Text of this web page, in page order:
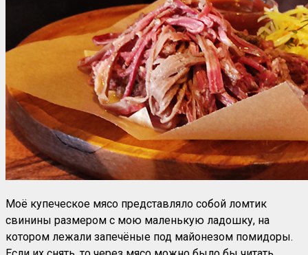
Моё купеческое мясо представляло собой ломтик
свинины размером с мою маленькую ладошку, на
котором лежали запечёные под майонезом помидоры.